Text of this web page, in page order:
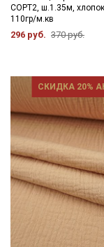
СОРТ2, ш.1.35м,
110гр/м.кв
296 руб. 370 руб.
СКИДКА 20%
Секретная
Мы
Электронная
данных